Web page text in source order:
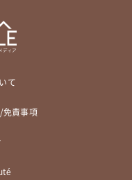
て
免責事項